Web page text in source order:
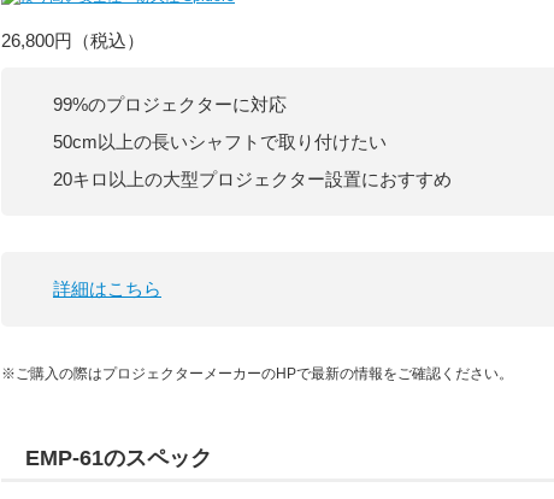
26,800円 （税込）
99%のプロジェクターに対応
50cm以上の長いシャフトで取り付けたい
20キロ以上の大型プロジェクター設置におすすめ
詳細はこちら
※ご購入の際はプロジェクターメーカーのHPで最新の情報をご確認ください。
EMP-61のスペック